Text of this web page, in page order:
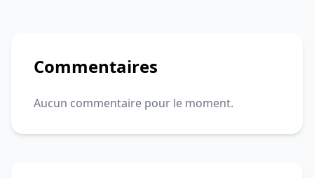
Commentaires
Aucun commentaire pour le moment.